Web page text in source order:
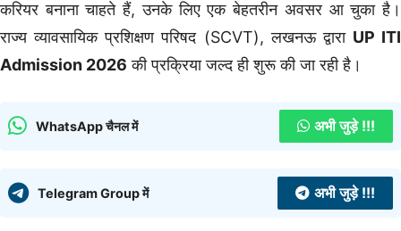
करियर बनाना चाहते हैं, उनके लिए एक बेहतरीन अवसर आ चुका है।
राज्य व्यावसायिक प्रशिक्षण परिषद (SCVT), लखनऊ द्वारा UP ITI
Admission 2026 की प्रक्रिया जल्द ही शुरू की जा रही है।
WhatsApp चैनल में अभी जुड़े !!!
Telegram Group में अभी जुड़े !!!